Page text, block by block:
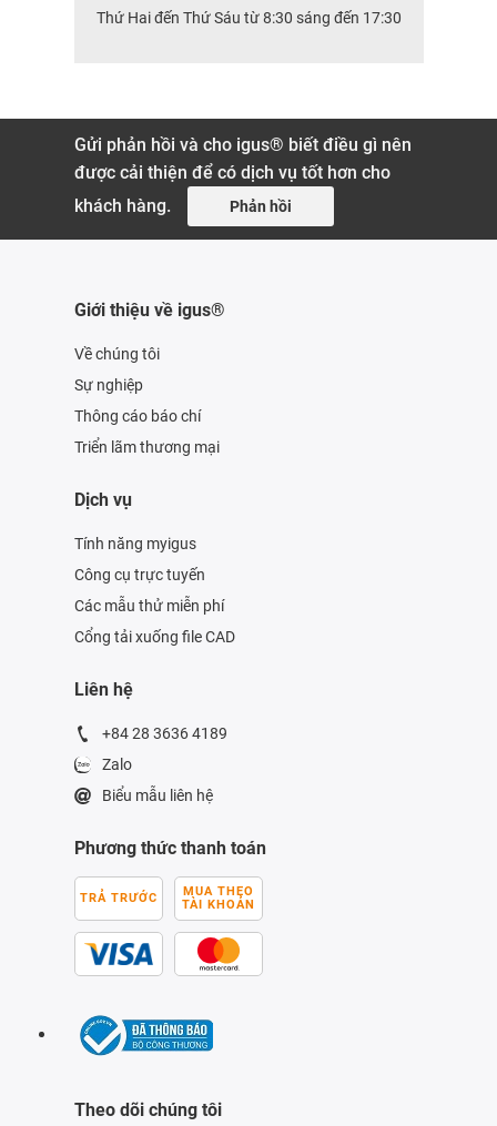
Thứ Hai đến Thứ Sáu từ 8:30 sáng đến 17:30
Gửi phản hồi và cho igus® biết điều gì nên
được cải thiện để có dịch vụ tốt hơn cho
khách hàng.
Phản hồi
Giới thiệu về igus®
Về chúng tôi
Sự nghiệp
Thông cáo báo chí
Triển lãm thương mại
Dịch vụ
Tính năng myigus
Công cụ trực tuyến
Các mẫu thử miễn phí
Cổng tải xuống file CAD
Liên hệ
+84 28 3636 4189
Zalo
Biểu mẫu liên hệ
Phương thức thanh toán
TRẢ TRƯỚC
MUA THEO
TÀI KHOẢN
Theo dõi chúng tôi